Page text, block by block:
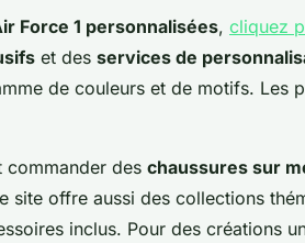
Force 1 personnalisées, cliquez
et des services de
de couleurs et de motifs. Les
commander des chaussures sur
site offre aussi des collections
inclus. Pour des créations